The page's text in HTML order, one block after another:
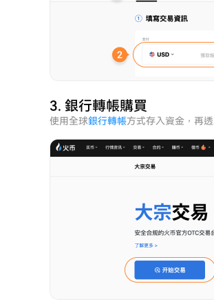
3. 銀行轉帳購買
使用全球銀行轉帳方式存入資金，再